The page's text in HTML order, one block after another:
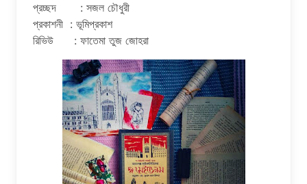
প্রচ্ছদ : সজল চৌধুরী
প্রকাশনী : ভূমিপ্রকাশ
রিভিউ : ফাতেমা তুজ জোহরা